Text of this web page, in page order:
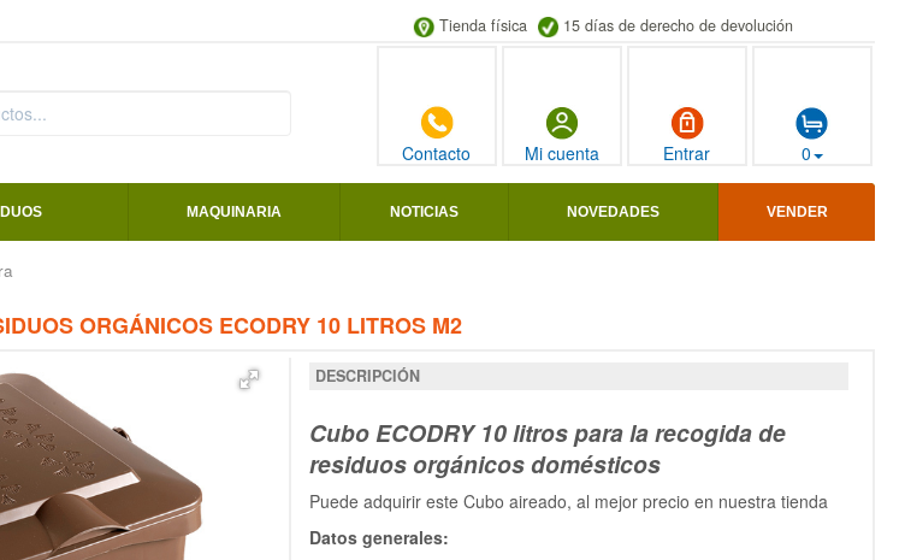
Tienda física 15 días de derecho de devolución
Contacto Mi cuenta Entrar 0
MAQUINARIA NOTICIAS NOVEDADES VENDER
ORGÁNICOS ECODRY 10 LITROS M2
DESCRIPCIÓN
Cubo ECODRY 10 litros para la recogida de
residuos orgánicos domésticos
Puede adquirir este Cubo aireado, al mejor precio en nuestra tienda
Datos generales: